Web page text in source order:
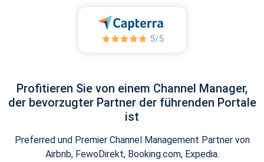
Profitieren Sie von einem Channel Manager,
der bevorzugter Partner der führenden Portale
ist
Preferred und Premier Channel Management Partner von
Airbnb, FewoDirekt, Booking.com, Expedia.